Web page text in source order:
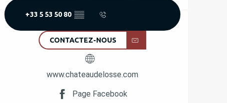
+33 5 53 50 80 ▒▒
CONTACTEZ-NOUS
www.chateaudelosse.com
Page Facebook